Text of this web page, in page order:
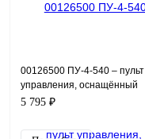
00126500 ПУ-4-540 – пульт
управления, оснащённый
индикацией в виде красной
5 795 ₽